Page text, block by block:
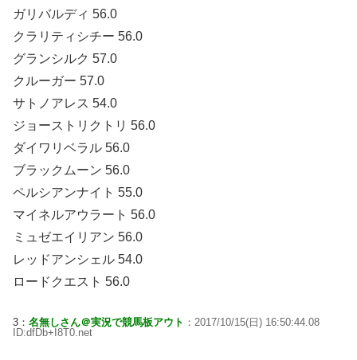
ガリバルディ 56.0
クラリティシチー 56.0
グランシルク 57.0
クルーガー 57.0
サトノアレス 54.0
ジョーストリクトリ 56.0
ダイワリベラル 56.0
ブラックムーン 56.0
ペルシアンナイト 55.0
マイネルアウラート 56.0
ミュゼエイリアン 56.0
レッドアンシェル 54.0
ロードクエスト 56.0
3： 名無しさん＠実況で競馬板アウト ：2017/10/15(日) 16:50:44.08
ID:dfDb+I8T0.net